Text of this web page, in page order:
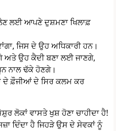
ਲਈ ਆਪਣੇ ਦੁਸ਼ਮਣਾ ਖਿਲਾਫ਼
ਜਿਸ ਦੇ ਉਹ ਅਧਿਕਾਰੀ ਹਨ।
ਅਤੇ ਉਹ ਕੈਦੀ ਬਣਾ ਲਈ ਜਾਣਗੇ,
ਨਾਲ ਢੱਕੇ ਹੋਣਗੇ।
ਦੇ ਫ਼ੌਜੀਆਂ ਦੇ ਸਿਰ ਕਲਮ ਕਰ
ਲੋਕਾਂ ਵਾਸਤੇ ਖੁਸ਼ ਹੋਣਾ ਚਾਹੀਦਾ ਹੈ!
ਦਿੰਦਾ ਹੈ ਜਿਹੜੇ ਉਸ ਦੇ ਸੇਵਕਾਂ ਨੂੰ